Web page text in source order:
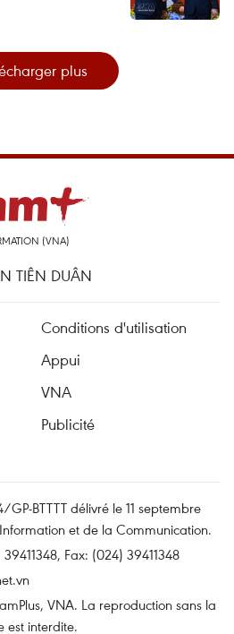
plus
(VNA)
TIÊN DUÂN
Conditions d'utilisation
Appui
VNA
Publicité
GP-BTTTT délivré le 11 septembre
et de la Communication.
Fax: (024) 39411348
VNA. La reproduction sans la
est interdite.